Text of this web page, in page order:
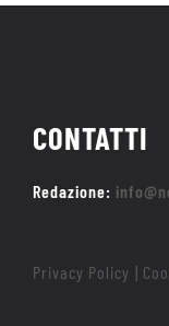
CONTATTI
Redazione:
Privacy Policy |